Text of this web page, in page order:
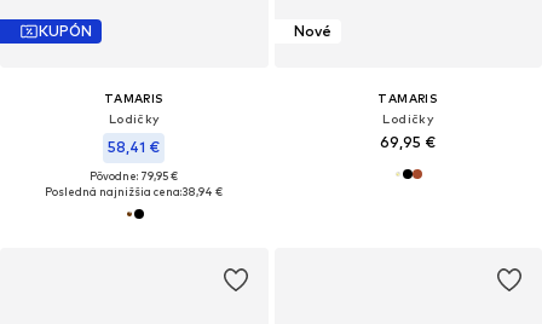
KUPÓN
TAMARIS
Lodičky
58,41 €
Pôvodne: 79,95 €
Posledná najnižšia cena:38,94 €
Nové
TAMARIS
Lodičky
69,95 €